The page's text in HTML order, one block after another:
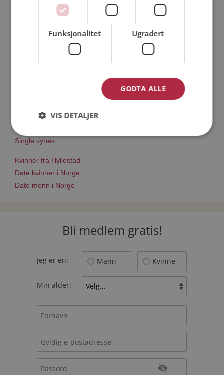
Trinn 1 - Bli medlem og lag en presentasjon
Trinn 2 - Slik fungerer våre søkefunksjoner
Trinn 3 - Tips til hvordan du tar kontakt
Nettdatingtips
Single synes
Kvinner fra Hyllestad
Date kvinner i Norge
Date menn i Norge
Bli medlem gratis!
Jeg er en: Mann Kvinne
Min alder:
Funksjonalitet Ugradert
GODTA ALLE
VIS DETALJER